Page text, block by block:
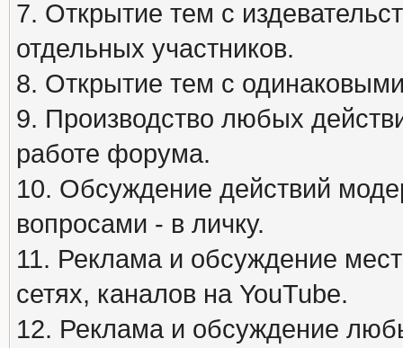
7. Открытие тем с
отдельных участников.
8. Открытие тем с
9. Производство любых
работе форума.
10. Обсуждение действий
вопросами - в личку.
11. Реклама и обсуждение
сетях, каналов на YouTube.
12. Реклама и обсуждение